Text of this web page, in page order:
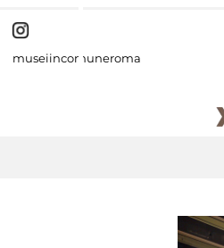
museiincomuneroma